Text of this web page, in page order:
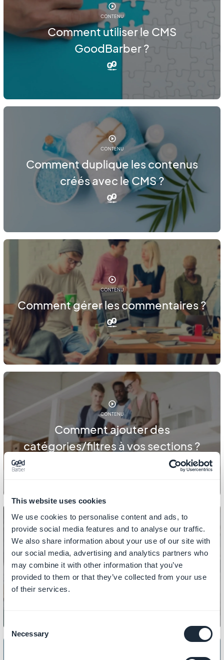
This website uses cookies
We use cookies to personalise content and ads, to
provide social media features and to analyse our traffic.
We also share information about your use of our site with
our social media, advertising and analytics partners who
may combine it with other information that you’ve
provided to them or that they’ve collected from your use
of their services.
Selection
Necessary
CONTENU
Comment utiliser le CMS
GoodBarber ?
CONTENU
Comment duplique les contenus
créés avec le CMS ?
CONTENU
Comment gérer les commentaires ?
CONTENU
Comment ajouter des
catégories/filtres à vos sections ?
CONTENU
Comment gérer les fichiers PDF ?